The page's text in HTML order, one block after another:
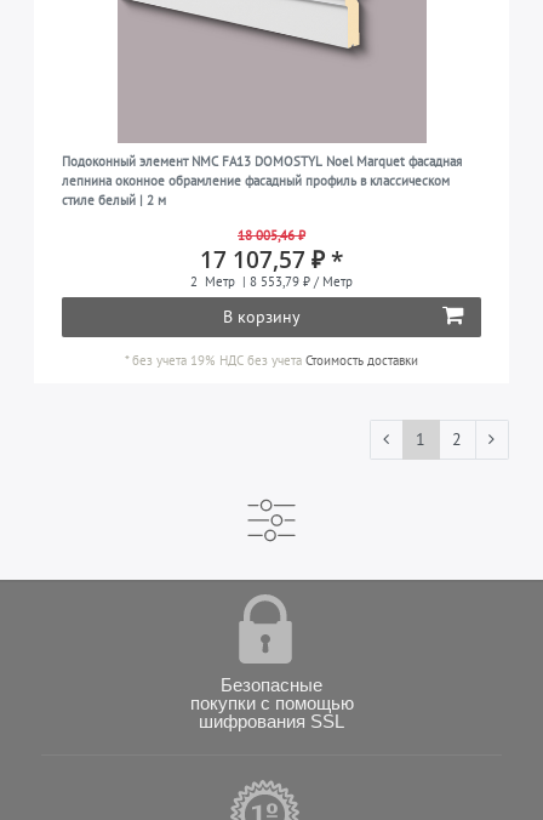
Подоконный элемент NMC FA13 DOMOSTYL Noel Marquet фасадная
лепнина оконное обрамление фасадный профиль в классическом
стиле белый | 2 м
18 005,46 ₽
17 107,57 ₽ *
2 Метр | 8 553,79 ₽ / Метр
В корзину
*без учета 19% НДС без учета Стоимость доставки
1 2
Безопасные
покупки с помощью
шифрования SSL